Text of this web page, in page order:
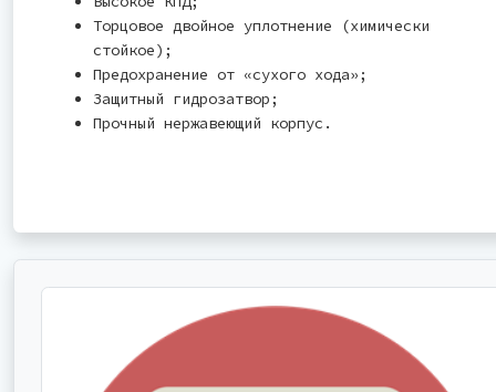
Торцовое двойное уплотнение (химически
стойкое);
Предохранение от «сухого хода»;
Защитный гидрозатвор;
Прочный нержавеющий корпус.